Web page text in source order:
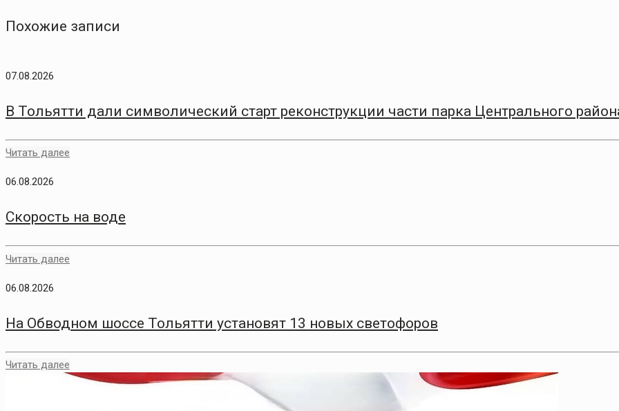
Похожие записи
07.08.2026
В Тольятти дали символический старт реконструкции части парка Центрального
Читать далее
06.08.2026
Скорость на воде
Читать далее
06.08.2026
На Обводном шоссе Тольятти установят 13 новых светофоров
Читать далее